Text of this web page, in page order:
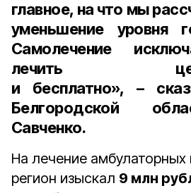
главное, на что мы
уменьшение уровня
Самолечение
лечить
и бесплатно», –
Белгородской
Савченко.
На лечение амбулаторных
регион изыскал 9 млн